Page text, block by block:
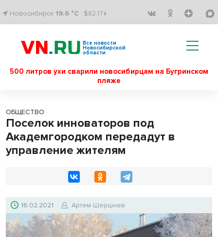
Новосибирск 19.6 °C $82.17↑
Все новости
Новосибирской
области
500 литров ухи сварили новосибирцам на Бугринском
пляже
ОБЩЕСТВО
Поселок инноваторов под
Академгородком передадут в
управление жителям
16.02.2021 Артем Шершнев